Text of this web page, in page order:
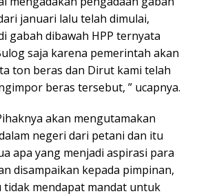
januari lalu telah dimulai,
gabah dibawah HPP ternyata
saja karena pemerintah akan
ton beras dan Dirut kami telah
beras tersebut, ” ucapnya.
akan mengutamakan
negeri dari petani dan itu
apa yang menjadi aspirasi para
disampaikan kepada pimpinan,
tidak mendapat mandat untuk